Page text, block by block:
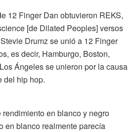
12 Finger Dan obtuvieron REKS,
[de Dilated Peoples] versos
Drumz se unió a 12 Finger
es decir, Hamburgo, Boston,
Ángeles se unieron por la causa
del hip hop.
en blanco y negro
en blanco realmente parecía